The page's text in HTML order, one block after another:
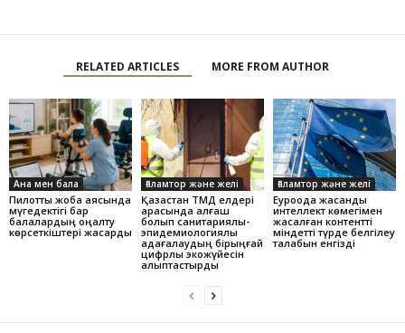
RELATED ARTICLES MORE FROM AUTHOR
Ана мен бала
Пилоттық жоба аясында
мүгедектігі бар
балалардың оңалту
көрсеткіштері жақсарды
Ғаламтор және желі
Қазақстан ТМД елдері
арасында алғаш
болып санитариялық-
эпидемиологиялық
қадағалаудың бірыңғай
цифрлық экожүйесін
қалыптастырды
Ғаламтор және желі
Еуроодақ жасанды
интеллект көмегімен
жасалған контентті
міндетті түрде белгілеу
талабын енгізді